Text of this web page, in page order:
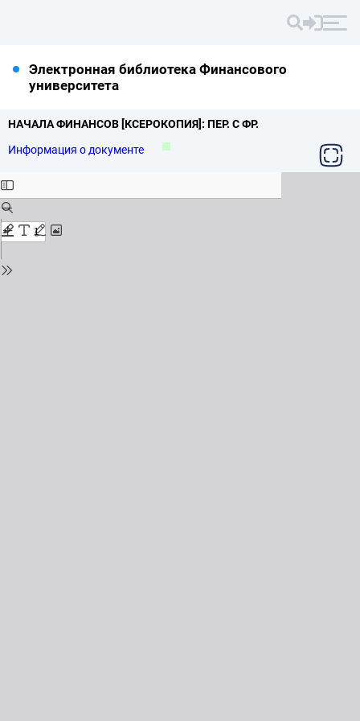
Электронная библиотека Финансового
университета
НАЧАЛА ФИНАНСОВ [КСЕРОКОПИЯ]: ПЕР. С ФР.
Информация о документе